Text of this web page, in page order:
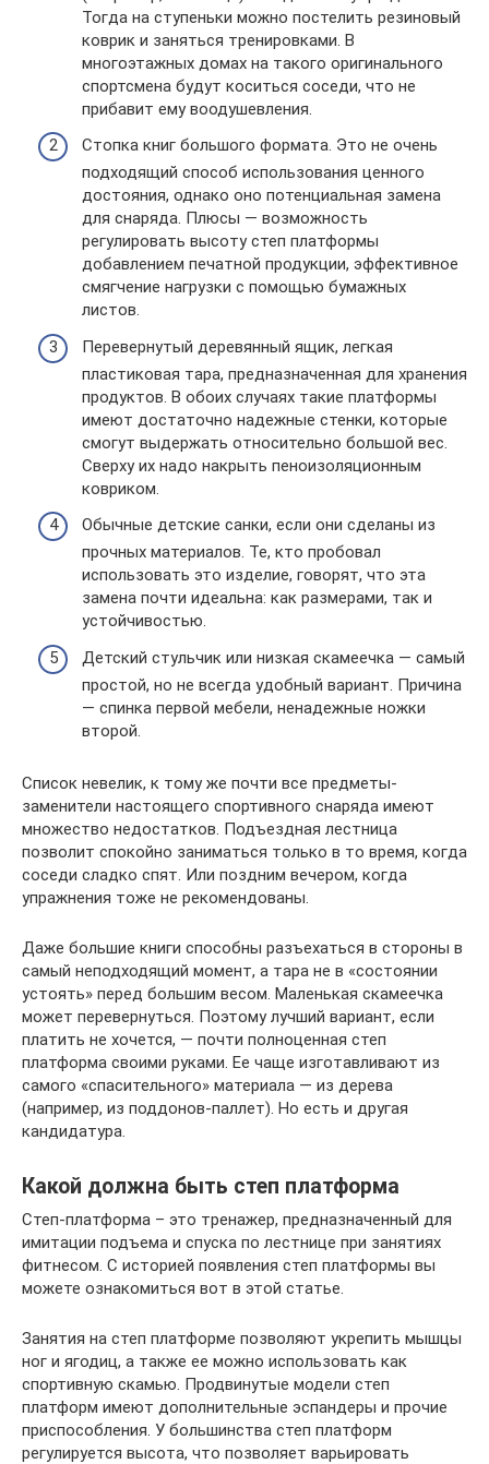
Тогда на ступеньки можно постелить резиновый
коврик и заняться тренировками. В
многоэтажных домах на такого оригинального
спортсмена будут коситься соседи, что не
прибавит ему воодушевления.
Стопка книг большого формата. Это не очень
подходящий способ использования ценного
достояния, однако оно потенциальная замена
для снаряда. Плюсы — возможность
регулировать высоту степ платформы
добавлением печатной продукции, эффективное
смягчение нагрузки с помощью бумажных
листов.
Перевернутый деревянный ящик, легкая
пластиковая тара, предназначенная для хранения
продуктов. В обоих случаях такие платформы
имеют достаточно надежные стенки, которые
смогут выдержать относительно большой вес.
Сверху их надо накрыть пеноизоляционным
ковриком.
Обычные детские санки, если они сделаны из
прочных материалов. Те, кто пробовал
использовать это изделие, говорят, что эта
замена почти идеальна: как размерами, так и
устойчивостью.
Детский стульчик или низкая скамеечка — самый
простой, но не всегда удобный вариант. Причина
— спинка первой мебели, ненадежные ножки
второй.
Список невелик, к тому же почти все предметы-
заменители настоящего спортивного снаряда имеют
множество недостатков. Подъездная лестница
позволит спокойно заниматься только в то время, когда
соседи сладко спят. Или поздним вечером, когда
упражнения тоже не рекомендованы.
Даже большие книги способны разъехаться в стороны в
самый неподходящий момент, а тара не в «состоянии
устоять» перед большим весом. Маленькая скамеечка
может перевернуться. Поэтому лучший вариант, если
платить не хочется, — почти полноценная степ
платформа своими руками. Ее чаще изготавливают из
самого «спасительного» материала — из дерева
(например, из поддонов-паллет). Но есть и другая
кандидатура.
Какой должна быть степ платформа
Степ-платформа – это тренажер, предназначенный для
имитации подъема и спуска по лестнице при занятиях
фитнесом. С историей появления степ платформы вы
можете ознакомиться вот в этой статье.
Занятия на степ платформе позволяют укрепить мышцы
ног и ягодиц, а также ее можно использовать как
спортивную скамью. Продвинутые модели степ
платформ имеют дополнительные эспандеры и прочие
приспособления. У большинства степ платформ
регулируется высота, что позволяет варьировать